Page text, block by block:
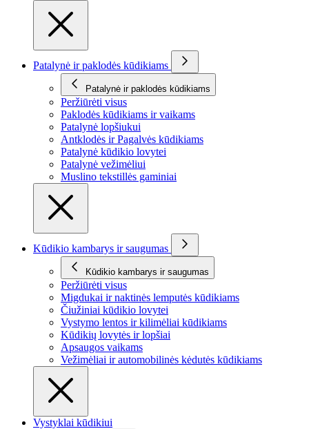
Patalynė ir paklodės kūdikiams
Patalynė ir paklodės kūdikiams
Peržiūrėti visus
Paklodės kūdikiams ir vaikams
Patalynė lopšiukui
Antklodės ir Pagalvės kūdikiams
Patalynė kūdikio lovytei
Patalynė vežimėliui
Muslino tekstillės gaminiai
Kūdikio kambarys ir saugumas
Kūdikio kambarys ir saugumas
Peržiūrėti visus
Migdukai ir naktinės lemputės kūdikiams
Čiužiniai kūdikio lovytei
Vystymo lentos ir kilimėliai kūdikiams
Kūdikių lovytės ir lopšiai
Apsaugos vaikams
Vežimėliai ir automobilinės kėdutės kūdikiams
Vystyklai kūdikiui